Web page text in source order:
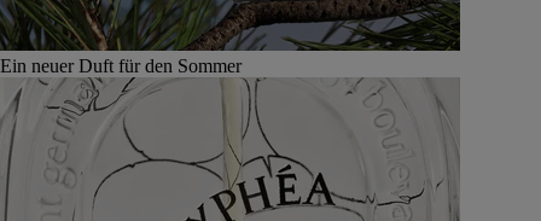
Ein neuer Duft für den Sommer